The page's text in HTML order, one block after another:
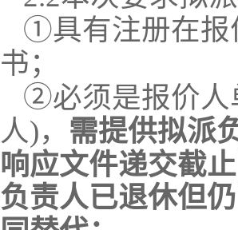
①具有注册在
书；
②必须是报价
人)， 需提供拟派
响应文件递交截
负责人已退休但